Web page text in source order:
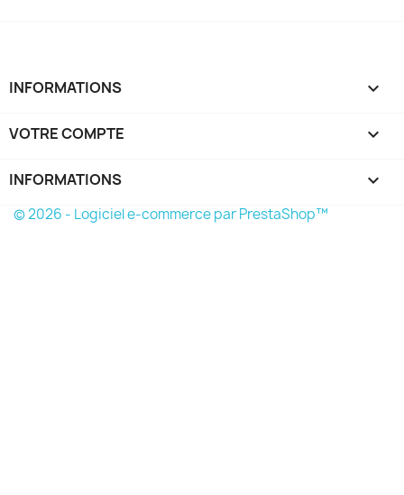
INFORMATIONS 
VOTRE COMPTE 
INFORMATIONS keyboard_arrow_down
© 2026 - Logiciel e-commerce par PrestaShop™